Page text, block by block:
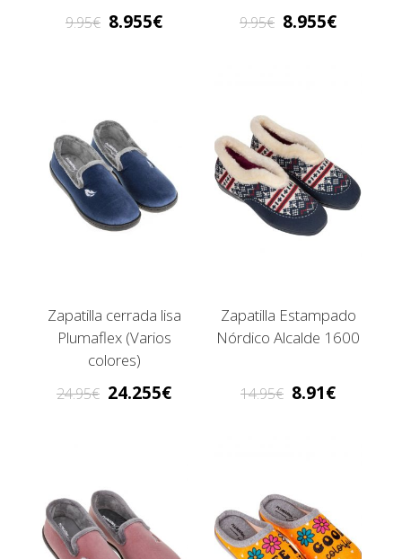
9.95 8.955 9.95 8.955
Zapatilla cerrada lisa
Plumaflex (Varios
colores)
24.95 24.255
Zapatilla Estampado
Nórdico Alcalde 1600
14.95 8.91